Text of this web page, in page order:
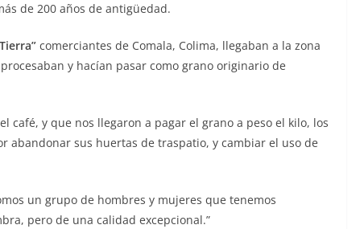
de 200 años de antigüedad.
comerciantes de Comala, Colima, llegaban a la zona
y hacían pasar como grano originario de
café, y que nos llegaron a pagar el grano a peso el kilo, los
abandonar sus huertas de traspatio, y cambiar el uso de
un grupo de hombres y mujeres que tenemos
pero de una calidad excepcional.”